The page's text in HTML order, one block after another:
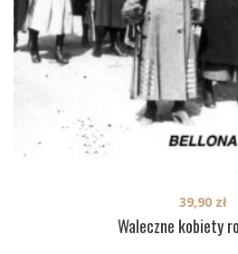
Waleczne kobiety
39,90 zł